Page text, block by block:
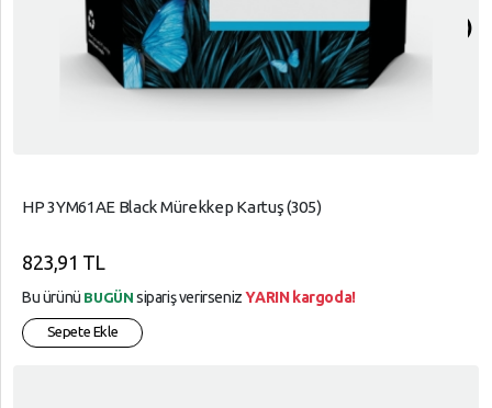
HP 3YM61AE Black Mürekkep Kartuş (305)
823,91 TL
Bu ürünü BUGÜN sipariş verirsenizYARIN kargoda!
Sepete Ekle
arrow_circle_up